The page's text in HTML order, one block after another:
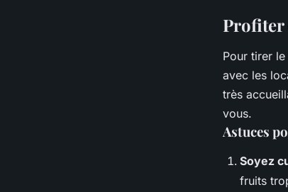
Profiter
Pour tirer
avec les
très
vous.
Astuces
Soyez
fruits